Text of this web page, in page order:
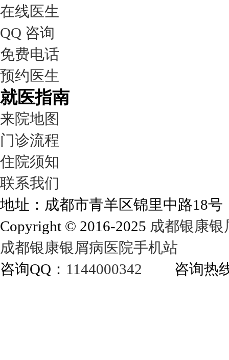
在线医生
QQ 咨询
免费电话
预约医生
就医指南
来院地图
门诊流程
住院须知
联系我们
地址：成都市青羊区锦里中路18
Copyright © 2016-2025 成都银康银
成都银康银屑病医院手机站
咨询QQ： 1144000342 咨询热线